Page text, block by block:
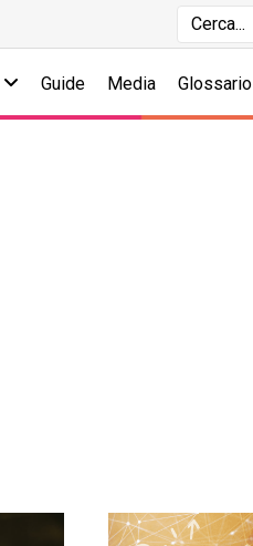
Guide Media Glossario